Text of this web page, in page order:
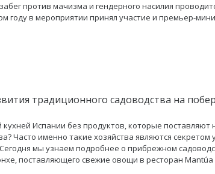
против мачизма и гендерного насилия
году в мероприятии принял участие и премьер-
традиционного садоводства на
кухней Испании без продуктов, которые
Часто именно такие хозяйства являются секретом
мы узнаем подробнее о прибрежном
поставляющего свежие овощи в ресторан Mantúa